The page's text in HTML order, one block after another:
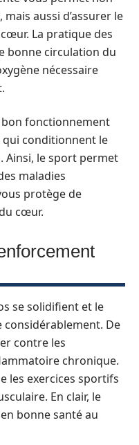
aussi d’assurer le
La pratique des
bonne circulation du
nécessaire
bon fonctionnement
qui conditionnent le
Ainsi, le sport permet
maladies
protège de
cœur.
se solidifient et le
considérablement. De
contre les
chronique.
les exercices sportifs
En clair, le
bonne santé au